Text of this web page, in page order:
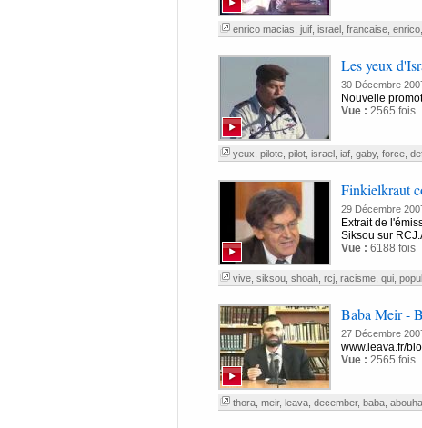
enrico macias juif, israel, francaise, enrico,
Les yeux
30 Décembre
Nouvelle
Vue : 2565 fois
yeux pilote, pilot, israel, iaf, gaby, force,
Finkielkraut
29 Décembre
Extrait de
Siksou sur
Vue : 6188 fois
vive, siksou, shoah, rcj, racisme, qui,
Baba Meir -
27 Décembre
www.leava.fr/
Vue : 2565 fois
thora, meir, leava, december, baba,